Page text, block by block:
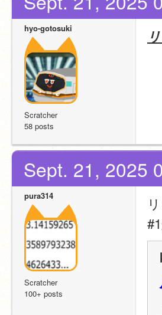
hyo-gotosuki
Scratcher
58 posts
Sept. 21, 2025
pura314
Scratcher
100+ posts